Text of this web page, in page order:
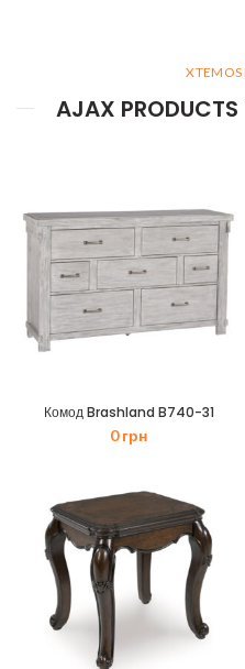
XTEMOS
AJAX
Комод Brashland B740-31
0грн